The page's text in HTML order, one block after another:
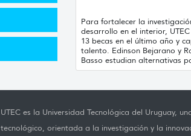
Para fortalecer la
desarrollo en el interior,
13 becas en el último año y
talento. Edinson Bejarano y
Basso estudian alternativas
UTEC es la Universidad Tecnológica del Uruguay,
tecnológico, orientada a la investigación y la